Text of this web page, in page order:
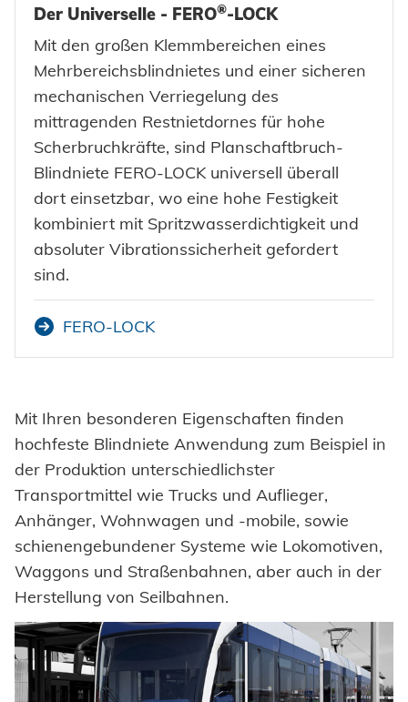
Der Universelle - FERO®-LOCK
Mit den großen Klemmbereichen eines
Mehrbereichsblindnietes und einer sicheren
mechanischen Verriegelung des
mittragenden Restnietdornes für hohe
Scherbruchkräfte, sind Planschaftbruch-
Blindniete FERO-LOCK universell überall
dort einsetzbar, wo eine hohe Festigkeit
kombiniert mit Spritzwasserdichtigkeit und
absoluter Vibrationssicherheit gefordert
sind.
FERO-LOCK
Mit Ihren besonderen Eigenschaften finden
hochfeste Blindniete Anwendung zum Beispiel in
der Produktion unterschiedlichster
Transportmittel wie Trucks und Auflieger,
Anhänger, Wohnwagen und -mobile, sowie
schienengebundener Systeme wie Lokomotiven,
Waggons und Straßenbahnen, aber auch in der
Herstellung von Seilbahnen.